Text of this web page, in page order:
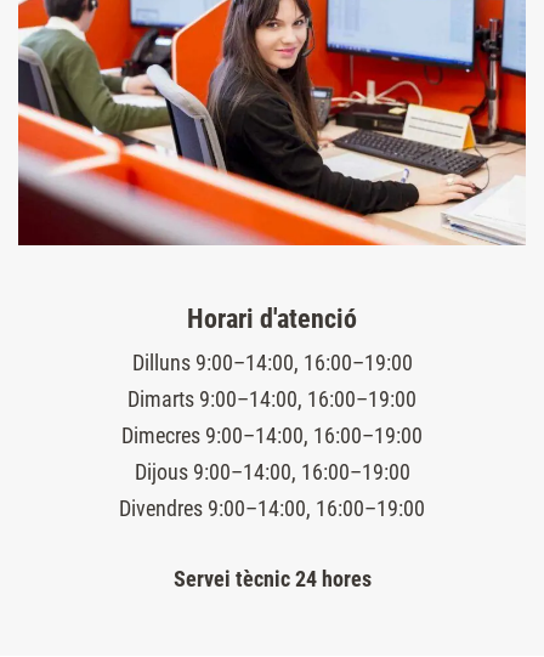
Horari d'atenció
Dilluns 9:00–14:00, 16:00–19:00
Dimarts 9:00–14:00, 16:00–19:00
Dimecres 9:00–14:00, 16:00–19:00
Dijous 9:00–14:00, 16:00–19:00
Divendres 9:00–14:00, 16:00–19:00
Servei tècnic 24 hores